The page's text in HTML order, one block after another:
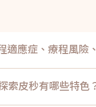
應症、療程風險
索皮秒有哪些特色